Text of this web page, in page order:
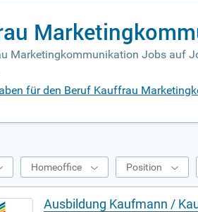
Marketingkommunikation Jobs auf
für den Beruf Kauffrau
Homeoffice Position
Ausbildung Kaufmann /